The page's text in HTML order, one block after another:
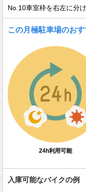
No.10車室枠を右左に分
この月極駐車場のお
24h利用可能
入庫可能なバイクの例